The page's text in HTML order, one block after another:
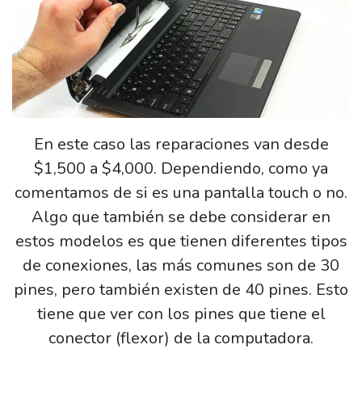
En este caso las reparaciones van desde
$1,500 a $4,000. Dependiendo, como ya
comentamos de si es una pantalla touch o no.
Algo que también se debe considerar en
estos modelos es que tienen diferentes tipos
de conexiones, las más comunes son de 30
pines, pero también existen de 40 pines. Esto
tiene que ver con los pines que tiene el
conector (flexor) de la computadora.